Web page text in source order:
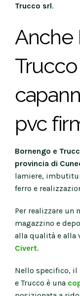
Trucco srl.
Anche
pvc
Bornengo e
provincia di
lamiere,
ferro e
Per realizzare un
magazzino e
alla qualità e alla
Civert.
Nello specifico, il
e Trucco è una